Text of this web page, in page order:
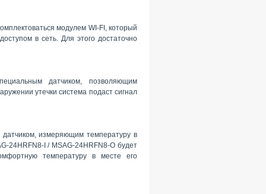
модулем WI-FI, который
в сеть. Для этого достаточно
датчиком, позволяющим
утечки система подаст сигнал
измеряющим температуру в
24HRFN8-I / MSAG-24HRFN8-O будет
температуру в месте его